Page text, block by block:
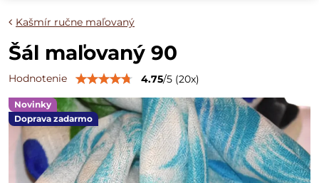
Novinky
Doprava zadarmo
Kašmír ručne maľovaný
Šál maľovaný 90
Hodnotenie 4.75/5 (20x)